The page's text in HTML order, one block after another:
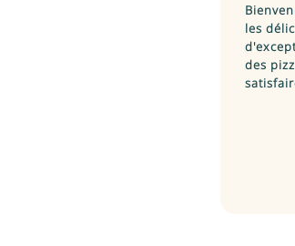
les
des